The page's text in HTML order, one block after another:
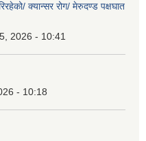
क्यान्सर रोग/ मेरुदण्ड पक्षघात
2026 - 10:41
- 10:18